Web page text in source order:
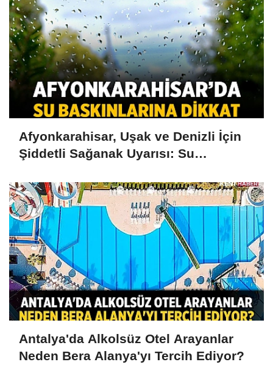
Afyonkarahisar, Uşak ve Denizli İçin
Şiddetli Sağanak Uyarısı: Su
Antalya'da Alkolsüz Otel Arayanlar
Neden Bera Alanya'yı Tercih Ediyor?